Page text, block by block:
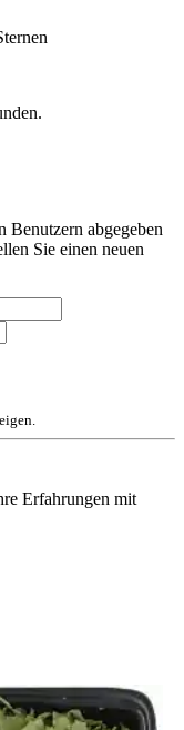
Benutzern abgegeben
Sie einen neuen
Erfahrungen mit